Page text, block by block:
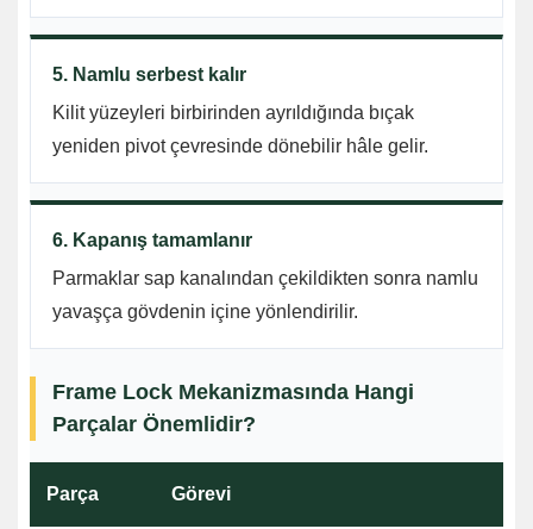
5. Namlu serbest kalır
Kilit yüzeyleri birbirinden ayrıldığında bıçak
yeniden pivot çevresinde dönebilir hâle gelir.
6. Kapanış tamamlanır
Parmaklar sap kanalından çekildikten sonra namlu
yavaşça gövdenin içine yönlendirilir.
Frame Lock Mekanizmasında Hangi
Parçalar Önemlidir?
Parça Görevi